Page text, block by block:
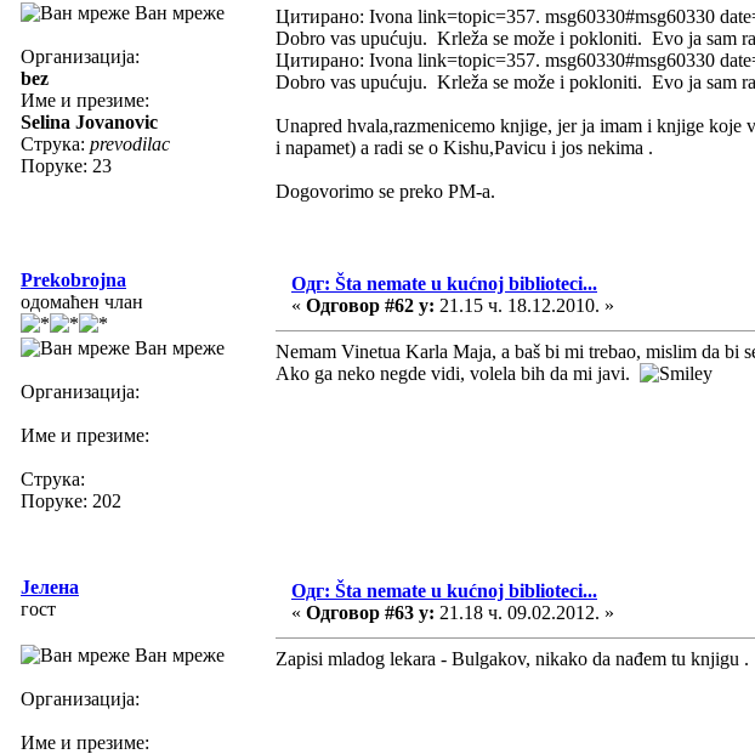
Ван мреже
Организација:
bez
Име и презиме:
Selina Jovanovic
Струка: prevodilac
Поруке: 23
Цитирано: Ivona link=topic=357. msg60330#msg60330
Dobro vas upućuju. Krleža se može i pokloniti. Evo ja sam
Цитирано: Ivona link=topic=357. msg60330#msg60330
Dobro vas upućuju. Krleža se može i pokloniti. Evo ja sam
Unapred hvala,razmenicemo knjige, jer ja imam i knjige koje
i napamet) a radi se o Kishu,Pavicu i jos nekima .
Dogovorimo se preko PM-a.
Prekobrojna
одомаћен члан
Ван мреже
Организација:
Име и презиме:
Струка:
Поруке: 202
Одг: Šta nemate u kućnoj biblioteci...
« Одговор #62 у: 21.15 ч. 18.12.2010. »
Nemam Vinetua Karla Maja, a baš bi mi trebao, mislim da bi
Ako ga neko negde vidi, volela bih da mi javi.
Јелена
гост
Ван мреже
Организација:
Име и презиме:
Одг: Šta nemate u kućnoj biblioteci...
« Одговор #63 у: 21.18 ч. 09.02.2012. »
Zapisi mladog lekara - Bulgakov, nikako da nađem tu knjigu